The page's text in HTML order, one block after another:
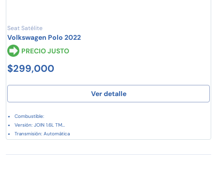
Seat Satélite
Volkswagen Polo 2022
PRECIO JUSTO
$299,000
Ver detalle
Combustible:
Versión: JOIN 1.6L TM...
Transmisión: Automática